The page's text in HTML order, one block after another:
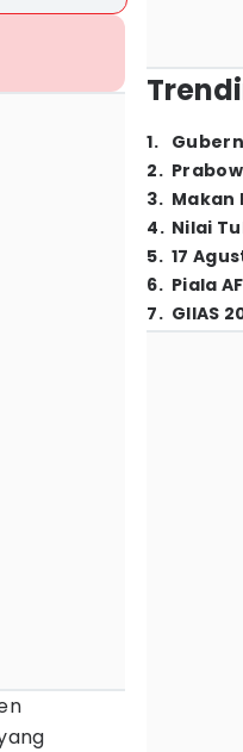
1.
2.
3. Makan
4. Nilai
5. 17
6. Piala
7. GIIAS